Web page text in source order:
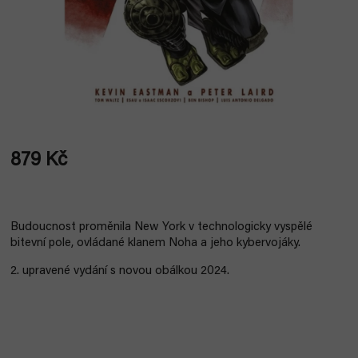
879 Kč
Budoucnost proměnila New York v technologicky vyspělé
bitevní pole, ovládané klanem Noha a jeho kybervojáky.
2. upravené vydání s novou obálkou 2024.